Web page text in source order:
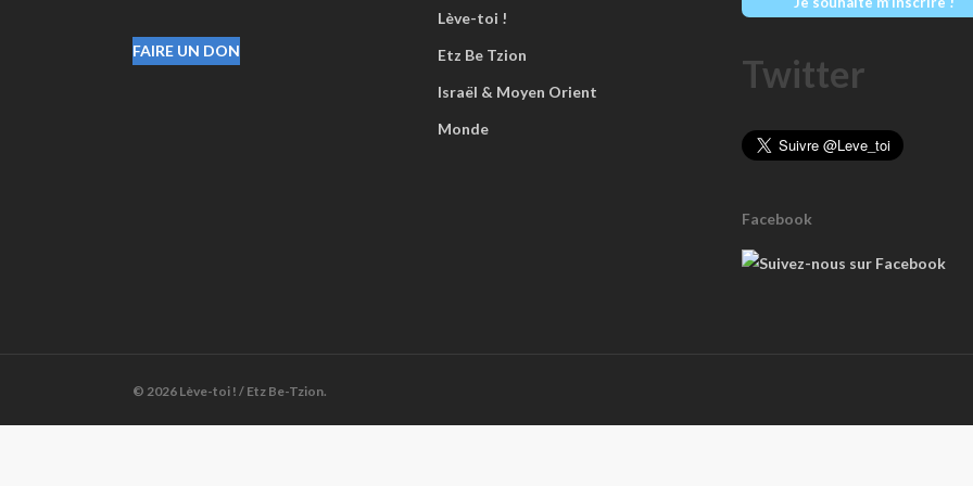
FAIRE UN DON
Lève-toi !
Etz Be Tzion
Israël & Moyen Orient
Monde
Twitter
Facebook
© 2026 Lève-toi ! / Etz Be-Tzion.